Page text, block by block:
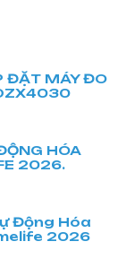
ĐẶT MÁY ĐO
HÓA
2026.
Động Hóa
2026